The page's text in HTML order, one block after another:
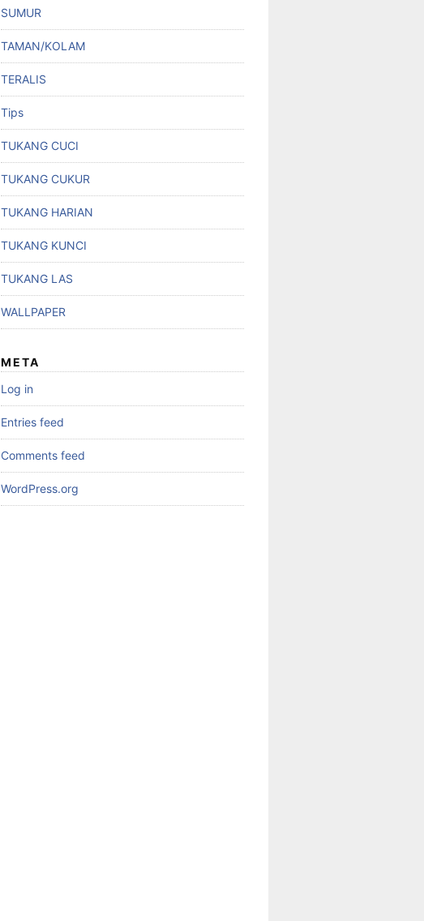
SUMUR
TAMAN/KOLAM
TERALIS
Tips
TUKANG CUCI
TUKANG CUKUR
TUKANG HARIAN
TUKANG KUNCI
TUKANG LAS
WALLPAPER
META
Log in
Entries feed
Comments feed
WordPress.org